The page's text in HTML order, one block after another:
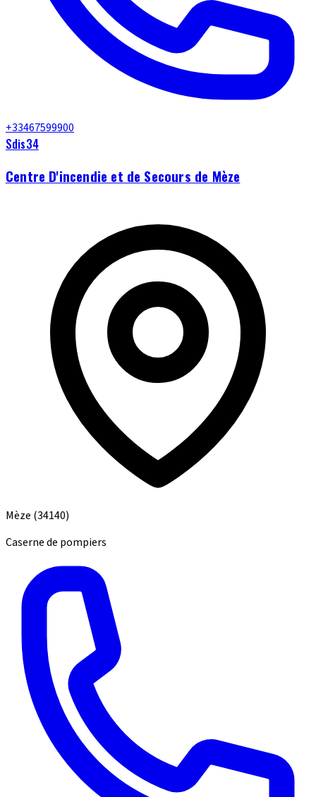
+33467599900
Sdis34
Centre D'incendie et de Secours de Mèze
Mèze (34140)
Caserne de pompiers